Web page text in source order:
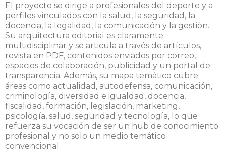
El proyecto se dirige a profesionales del deporte y a
perfiles vinculados con la salud, la seguridad, la
docencia, la legalidad, la comunicación y la gestión.
Su arquitectura editorial es claramente
multidisciplinar y se articula a través de artículos,
revista en PDF, contenidos enviados por correo,
espacios de colaboración, publicidad y un portal de
transparencia. Además, su mapa temático cubre
áreas como actualidad, autodefensa, comunicación,
criminología, diversidad e igualdad, docencia,
fiscalidad, formación, legislación, marketing,
psicología, salud, seguridad y tecnología, lo que
refuerza su vocación de ser un hub de conocimiento
profesional y no solo un medio temático
convencional.